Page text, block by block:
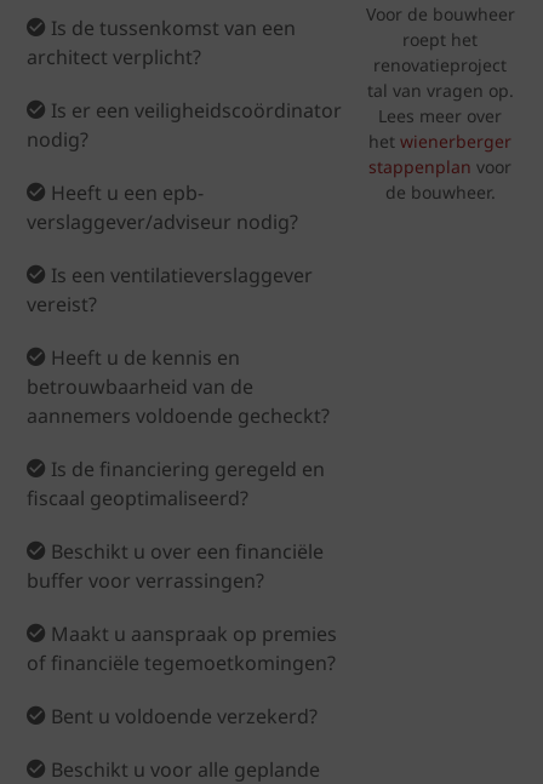
Is de tussenkomst van een
architect verplicht?
Is er een veiligheidscoördinator
nodig?
Heeft u een epb-
verslaggever/adviseur nodig?
Is een ventilatieverslaggever
vereist?
Heeft u de kennis en
betrouwbaarheid van de
aannemers voldoende gecheckt?
Is de financiering geregeld en
fiscaal geoptimaliseerd?
Beschikt u over een financiële
buffer voor verrassingen?
Maakt u aanspraak op premies
of financiële tegemoetkomingen?
Bent u voldoende verzekerd?
Beschikt u voor alle geplande
Voor de bouwheer
roept het
renovatieproject
tal van vragen op.
Lees meer over
hetwienerberger
stappenplan voor
de bouwheer.